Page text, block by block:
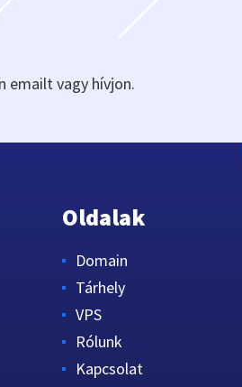
emailt vagy hívjon.
Oldalak
Domain
Tárhely
VPS
Rólunk
Kapcsolat